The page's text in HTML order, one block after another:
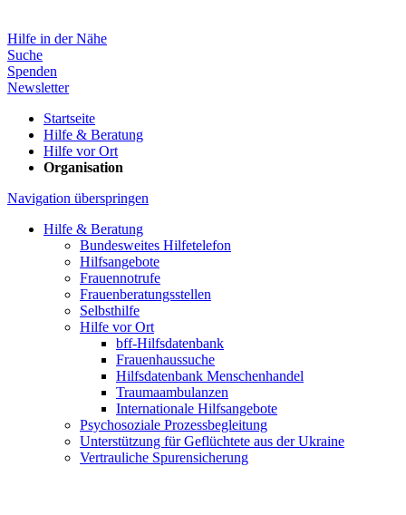
Hilfe in der Nähe
Suche
Spenden
Newsletter
Startseite
Hilfe & Beratung
Hilfe vor Ort
Organisation
Navigation überspringen
Hilfe & Beratung
Bundesweites Hilfetelefon
Hilfsangebote
Frauennotrufe
Frauenberatungsstellen
Selbsthilfe
Hilfe vor Ort
bff-Hilfsdatenbank
Frauenhaussuche
Hilfsdatenbank Menschenhandel
Traumaambulanzen
Internationale Hilfsangebote
Psychosoziale Prozessbegleitung
Unterstützung für Geflüchtete aus der Ukraine
Vertrauliche Spurensicherung